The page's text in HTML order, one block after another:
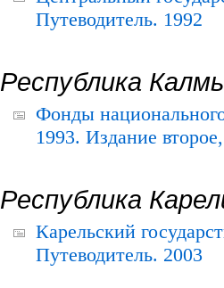
Путеводитель. 1992
Республика
Фонды
1993. Издание
Республика
Карельский
Путеводитель. 2003